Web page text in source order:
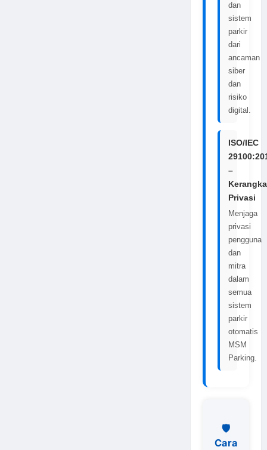
dan
sistem
parkir
dari
ancaman
siber
dan
risiko
digital.
ISO/IEC
–
Kerangka
Privasi
Menjaga
privasi
pengguna
dan
mitra
dalam
semua
sistem
parkir
otomatis
MSM
Parking.
🛡️
Cara